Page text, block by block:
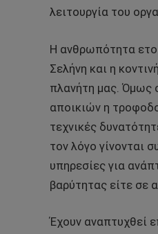
λειτουργία του
Η ανθρωπότητα
Σελήνη και η
πλανήτη μας. Όμως
αποικιών η
τεχνικές
τον λόγο γίνονται
υπηρεσίες για
βαρύτητας είτε σε
Έχουν αναπτυχθεί